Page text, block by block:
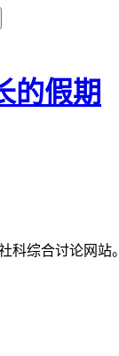
的假期
科综合讨论网